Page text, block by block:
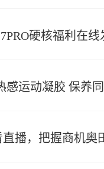
硬核福利在线
感运动凝胶 保养
播，把握商机奥